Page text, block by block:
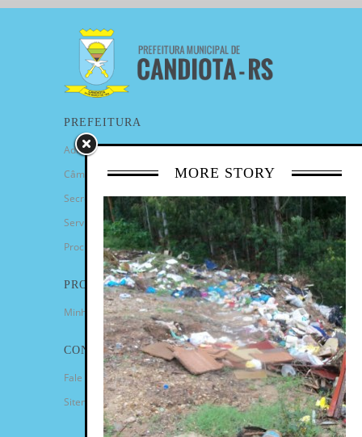
MORE STORY
PREFEITURA
Administração Municipal
Câmara de Vereadores
Secretarias
Serviços
Procuradoria Geral
PROGRAMAS
Minha Casa Minha Vida
CONTATO
Fale Conosco
Sitemap